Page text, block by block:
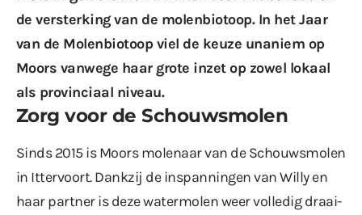
de versterking van de molenbiotoop. In het Jaar
van de Molenbiotoop viel de keuze unaniem op
Moors vanwege haar grote inzet op zowel lokaal
als provinciaal niveau.
Zorg voor de Schouwsmolen
Sinds 2015 is Moors molenaar van de Schouwsmolen
in Ittervoort. Dankzij de inspanningen van Willy en
haar partner is deze watermolen weer volledig draai-